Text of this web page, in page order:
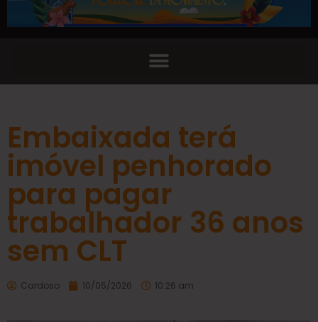
Embaixada terá
imóvel penhorado
para pagar
trabalhador 36 anos
sem CLT
Cardoso 10/05/2026 10:26 am